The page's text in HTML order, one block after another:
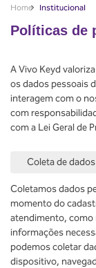
Home Institucional
Políticas de
A Vivo Keyd
os dados pessoais
interagem com o
com
com a Lei Geral de
Coleta de dados
Coletamos dados
momento do
atendimento, como
informações
podemos coletar
dispositivo,